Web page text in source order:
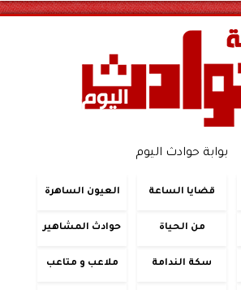
بوابة حوادث اليوم
قضايا الساعة العيون الساهرة
من الحياة حوادث المشاهير
سكة الندامة ملاعب و متاعب